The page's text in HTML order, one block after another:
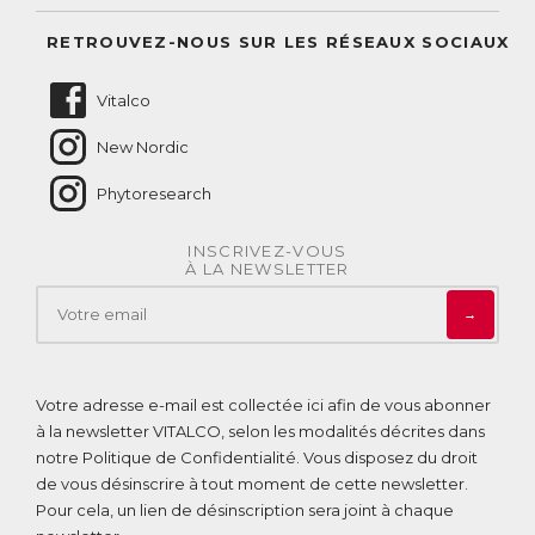
RETROUVEZ-NOUS SUR LES RÉSEAUX SOCIAUX
Vitalco
New Nordic
Phytoresearch
INSCRIVEZ-VOUS
À LA NEWSLETTER
→
Votre adresse e-mail est collectée ici afin de vous abonner
à la newsletter VITALCO, selon les modalités décrites dans
notre Politique de Confidentialité . Vous disposez du droit
de vous désinscrire à tout moment de cette newsletter.
Pour cela, un lien de désinscription sera joint à chaque